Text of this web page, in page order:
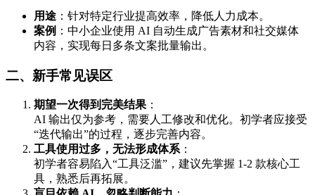
用途 ：针对特定行业提高效率，降低人力成本。
案例 ：中小企业使用 AI 自动生成广告素材和社交媒体
内容，实现每日多条文案批量输出。
二、新手常见误区
期望一次得到完美结果：
AI 输出仅为参考，需要人工修改和优化。初学者应接受
“迭代输出”的过程，逐步完善内容。
工具使用过多，无法形成体系：
初学者容易陷入“工具泛滥”，建议先掌握 1-2 款核心工
具，熟悉后再拓展。